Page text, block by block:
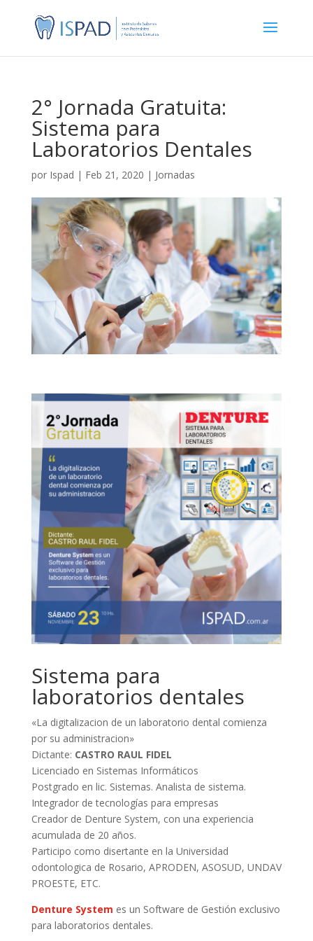
2° Jornada Gratuita:
Sistema para
Laboratorios Dentales
por Ispad | Feb 21, 2020 | Jornadas
Sistema para
laboratorios dentales
«La digitalizacion de un laboratorio dental comienza
por su administracion»
Dictante: CASTRO RAUL FIDEL
Licenciado en Sistemas Informáticos
Postgrado en lic. Sistemas. Analista de sistema.
Integrador de tecnologías para empresas
Creador de Denture System, con una experiencia
acumulada de 20 años.
Participo como disertante en la Universidad
odontologica de Rosario, APRODEN, ASOSUD, UNDAV
PROESTE, ETC.
Denture System es un Software de Gestión exclusivo
para laboratorios dentales.